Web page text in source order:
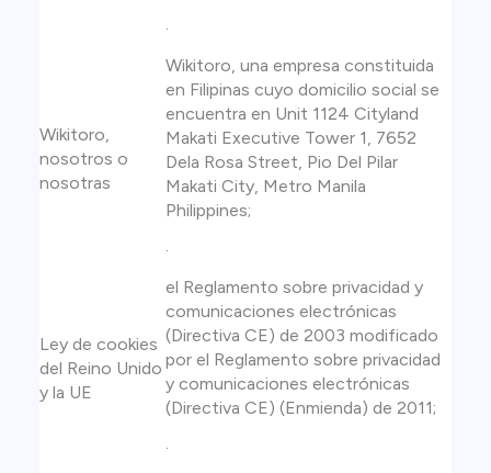
.
Wikitoro,
nosotros o
nosotras
Wikitoro, una empresa constituida
en Filipinas cuyo domicilio social se
encuentra en Unit 1124 Cityland
Makati Executive Tower 1, 7652
Dela Rosa Street, Pio Del Pilar
Makati City, Metro Manila
Philippines;
.
Ley de cookies
del Reino Unido
y la UE
el Reglamento sobre privacidad y
comunicaciones electrónicas
(Directiva CE) de 2003 modificado
por el Reglamento sobre privacidad
y comunicaciones electrónicas
(Directiva CE) (Enmienda) de 2011;
.